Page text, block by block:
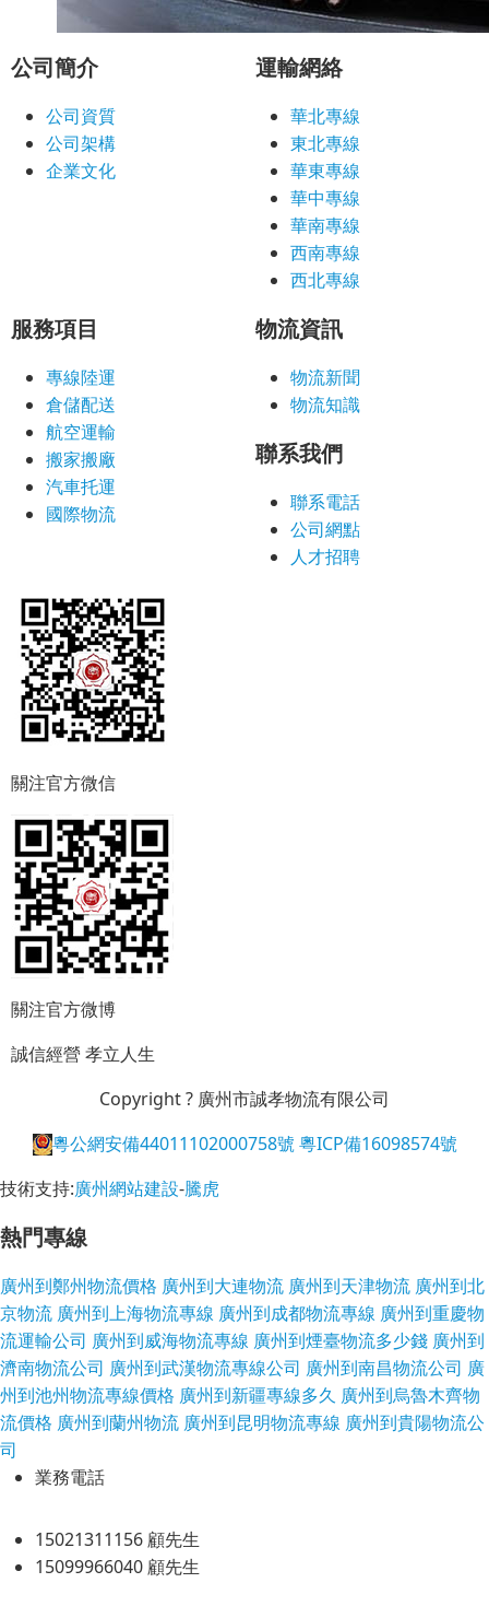
公司簡介
公司資質
公司架構
企業文化
運輸網絡
華北專線
東北專線
華東專線
華中專線
華南專線
西南專線
西北專線
服務項目
專線陸運
倉儲配送
航空運輸
搬家搬廠
汽車托運
國際物流
物流資訊
物流新聞
物流知識
聯系我們
聯系電話
公司網點
人才招聘
關注官方微信
關注官方微博
誠信經營孝立人生
Copyright ? 廣州市誠孝物流有限公司
粵公網安備44011102000758號 粵ICP備16098574號
技術支持:廣州網站建設-騰虎
熱門專線
廣州到鄭州物流價格 廣州到大連物流 廣州到天津物流 廣州到北
京物流 廣州到上海物流專線 廣州到成都物流專線 廣州到重慶物
流運輸公司 廣州到威海物流專線 廣州到煙臺物流多少錢 廣州到
濟南物流公司 廣州到武漢物流專線公司 廣州到南昌物流公司 廣
州到池州物流專線價格 廣州到新疆專線多久 廣州到烏魯木齊物
流價格 廣州到蘭州物流 廣州到昆明物流專線 廣州到貴陽物流公
司
業務電話
15021311156 顧先生
15099966040 顧先生